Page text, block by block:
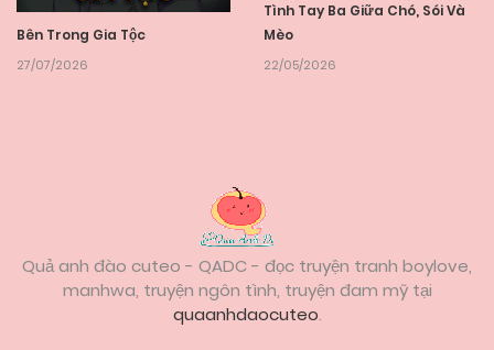
Bên Trong Gia Tộc
27/07/2026
Tình Tay Ba Giữa Chó, Sói Và
Mèo
22/05/2026
Quả anh đào cuteo - QADC - đọc truyện tranh boylove,
manhwa, truyện ngôn tình, truyện đam mỹ tại
quaanhdaocuteo.